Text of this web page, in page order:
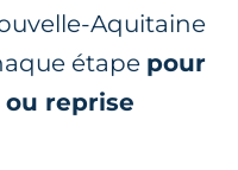
Aquitaine
étape pour
reprise